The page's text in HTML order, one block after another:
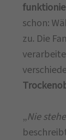
schon:
zu. Die
„Nie